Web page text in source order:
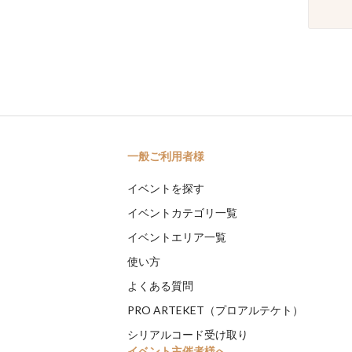
一般ご利用者様
イベントを探す
イベントカテゴリ一覧
イベントエリア一覧
使い方
よくある質問
PRO ARTEKET（プロアルテケト）
シリアルコード受け取り